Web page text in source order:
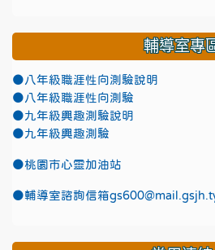
輔導室專
●八年級職涯性向測驗說明
●八年級職涯性向測驗
●九年級興趣測驗說明
●九年級興趣測驗
●桃園市心靈加油站
●輔導室諮詢信箱